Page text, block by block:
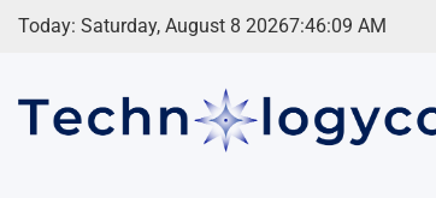
Skip
Today: Saturday, August 8 20267:46:10 AM